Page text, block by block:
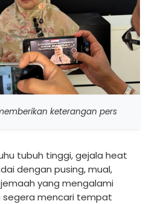
keterangan pers
tubuh tinggi, gejala heat
dengan pusing, mual,
yang mengalami
mencari tempat